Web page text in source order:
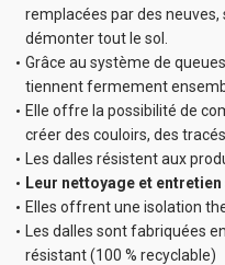
Dispersion de
fixation sous
PVC 3 kg (20 m²)
remplacées par des neuves,
démonter tout le sol.
Grâce au système de
tiennent fermement
Elle offre la possibilité de
créer des couloirs, des
Les dalles résistent aux
Leur nettoyage et entretien
Elles offrent une isolation
Les dalles sont fabriquées
résistant (100 % recyclable)